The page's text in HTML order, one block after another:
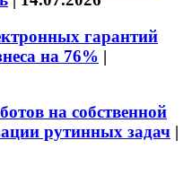
гарантий
на 76% |
на собственной
рутинных задач |